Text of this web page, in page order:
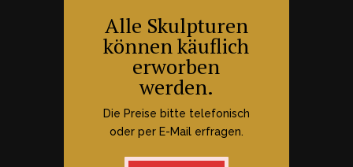
Alle Skulpturen
können käuflich
erworben
werden.
Die Preise bitte telefonisch
oder per E-Mail erfragen.